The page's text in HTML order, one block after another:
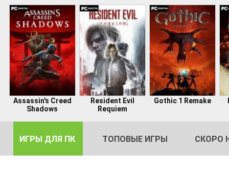
Assassin's Creed
Shadows
Resident Evil
Requiem
Gothic 1 Remake
ИГРЫ ДЛЯ ПК ТОПОВЫЕ ИГРЫ СКОРО